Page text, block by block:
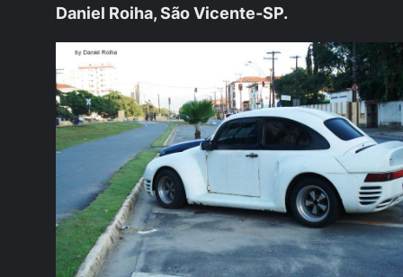
Daniel Roiha, São Vicente-SP.